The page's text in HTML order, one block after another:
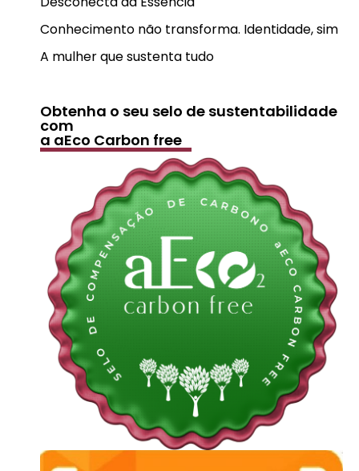
Conhecimento não transforma. Identidade, sim
A mulher que sustenta tudo
Obtenha o seu selo de sustentabilidade
com
a aEco Carbon free